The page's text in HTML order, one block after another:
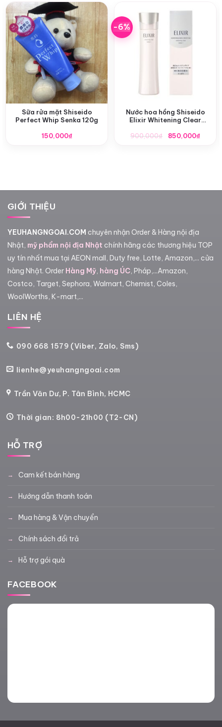
Sữa rửa mặt Shiseido
Perfect Whip Senka 120g
150,000₫
-6%
Nước hoa hồng Shiseido
Elixir Whitening Clear
900,000₫
Giá
850,000₫Giá
GIỚI THIỆU
YEUHANGNGOAI.COM chuyên nhận Order & Hàng nội địa
Nhật, mỹ phẩm nội địa Nhật chính hãng các thương hiệu TOP
uy tín nhất mua tại AEON mall, Duty free, Lotte, Amazon,... cửa
hàng Nhật. Order Hàng Mỹ, hàng ÚC, Pháp,...Amazon,
Costco, Target, Sephora, Walmart, Chemist, Coles,
WoolWorths, K-mart,...
LIÊN HỆ
090 668 1579 (Viber, Zalo, Sms)
lienhe@yeuhangngoai.com
Trần Văn Dư, P. Tân Bình, HCMC
Thời gian: 8h00-21h00 (T2-CN)
HỖ TRỢ
Cam kết bán hàng
Hướng dẫn thanh toán
Mua hàng & Vận chuyển
Chính sách đổi trả
Hỗ trợ gói quà
FACEBOOK